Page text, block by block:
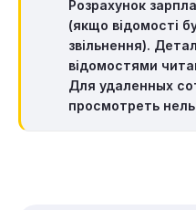
Розрахунок
(якщо відомості
звільнення).
відомостями
Для удаленных
просмотреть